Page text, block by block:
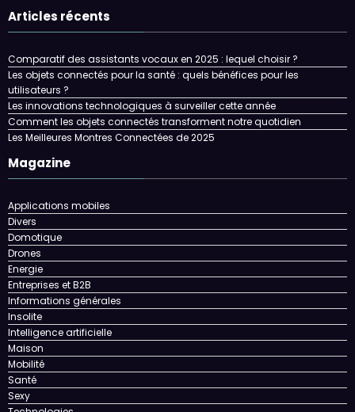
Articles récents
Comparatif des assistants vocaux en 2025 : lequel choisir ?
Les objets connectés pour la santé : quels bénéfices pour les
utilisateurs ?
Les innovations technologiques à surveiller cette année
Comment les objets connectés transforment notre quotidien
Les Meilleures Montres Connectées de 2025
Magazine
Applications mobiles
Divers
Domotique
Drones
Energie
Entreprises et B2B
Informations générales
Insolite
Intelligence artificielle
Maison
Mobilité
Santé
Sexy